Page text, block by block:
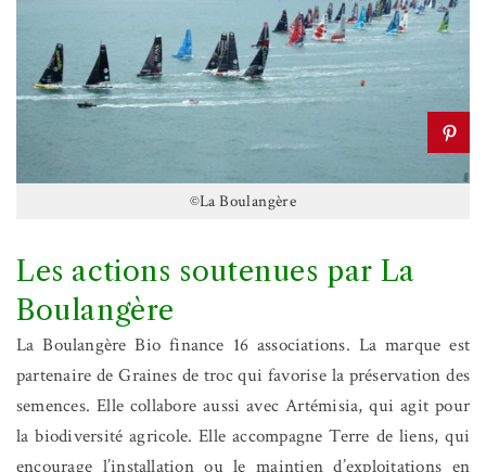
©La Boulangère
Les actions soutenues par La
Boulangère
La Boulangère Bio finance 16 associations. La marque est
partenaire de Graines de troc qui favorise la préservation des
semences. Elle collabore aussi avec Artémisia, qui agit pour
la biodiversité agricole. Elle accompagne Terre de liens, qui
encourage l’installation ou le maintien d’exploitations en